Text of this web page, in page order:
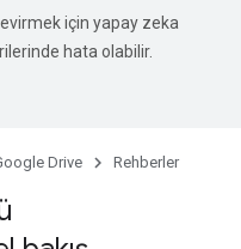
için yapay zeka
hata olabilir.
Drive Rehberler